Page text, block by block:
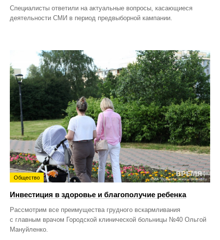
Специалисты ответили на актуальные вопросы, касающиеся
деятельности СМИ в период предвыборной кампании.
Общество
Инвестиция в здоровье и благополучие ребенка
Рассмотрим все преимущества грудного вскармливания
с главным врачом Городской клинической больницы №40 Ольгой
Мануйленко.